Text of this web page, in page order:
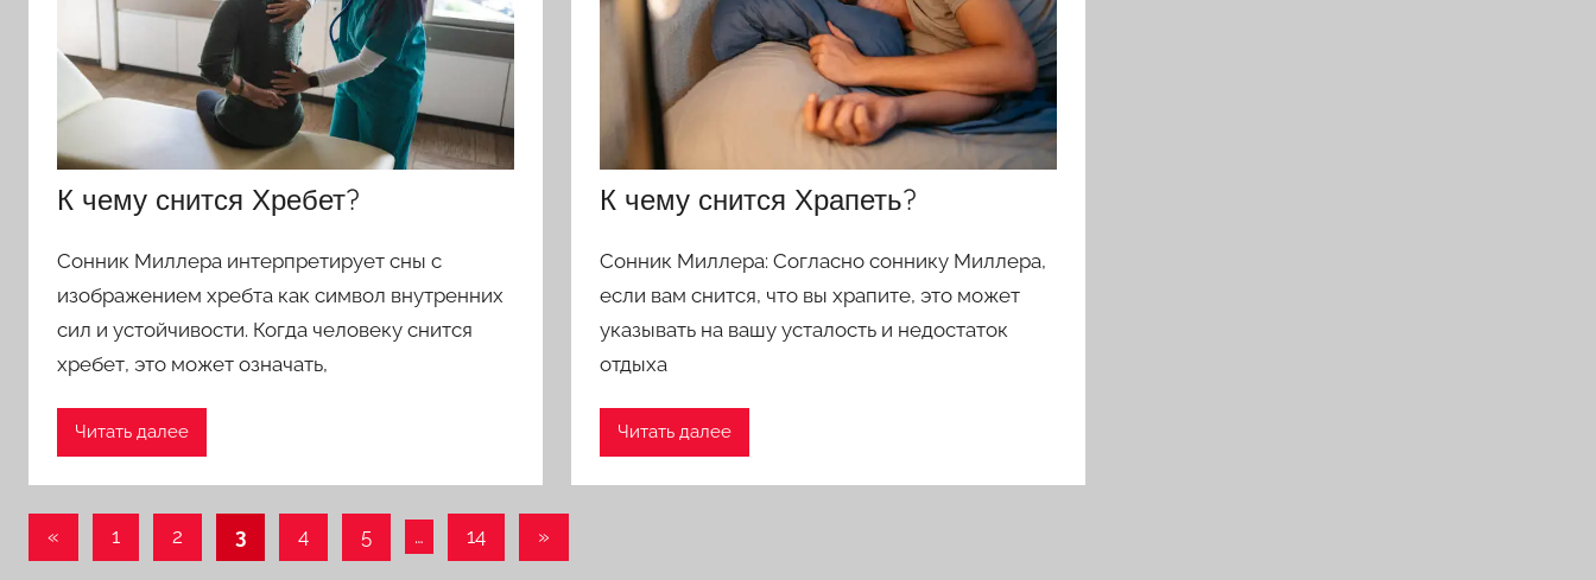
К чему снится Хребет?
Сонник Миллера интерпретирует сны с
изображением хребта как символ внутренних
сил и устойчивости. Когда человеку снится
хребет, это может означать,
Читать далее
К чему снится Храпеть?
Сонник Миллера: Согласно соннику Миллера,
если вам снится, что вы храпите, это может
указывать на вашу усталость и недостаток
отдыха
Читать далее
Пагинация
« Предыдущие
1 2 3 4 5 … 14
Следующие
»